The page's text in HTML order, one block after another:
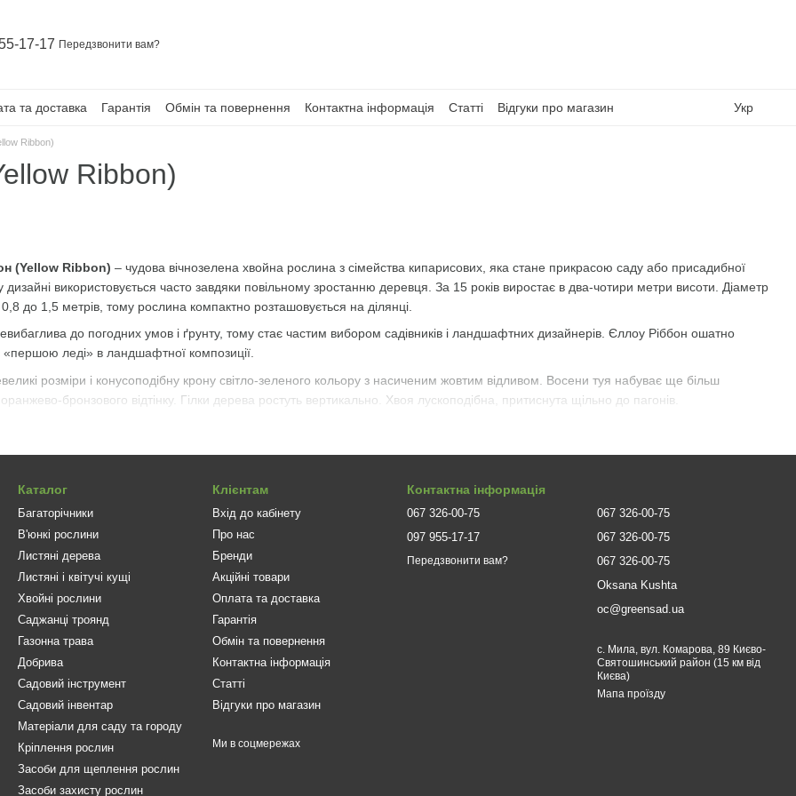
17-17 Передзвонити вам?
та доставка Гарантія Обмін та повернення Контактна інформація Статті Відгуки про магазин Укр
Ribbon)
Ribbon)
(Yellow Ribbon) – чудова вічнозелена хвойна рослина з сімейства кипарисових, яка стане прикрасою саду або присадибної
використовується часто завдяки повільному зростанню деревця. За 15 років виростає в два-чотири метри висоти. Діаметр
до 1,5 метрів, тому рослина компактно розташовується на ділянці.
до погодних умов і ґрунту, тому стає частим вибором садівників і ландшафтних дизайнерів. Єллоу Ріббон ошатно
«першою леді» в ландшафтної композиції.
розміри і конусоподібну крону світло-зеленого кольору з насиченим жовтим відливом. Восени туя набуває ще більш
бронзового відтінку. Гілки дерева ростуть вертикально. Хвоя лускоподібна, притиснута щільно до пагонів.
дренованих ґрунтах. Слід уникати щільних і сухих ґрунтів, а також вітряних ділянок і суховіїв. Рослину можна підстригати і
переносить спокійно. У молодому віці саджанець вимагає підживлення, зріле дерево спеціальної підкормки добривами не
рекомендується рясно поливати і зрошувати крону туї, щоб вона прокинулася. У посуху полив і зрошення – обов'язкові.
дизайні:
Єллоу Ріббон не займає багато місця в саду, при цьому добре виглядає як в змішаній листяно-хвойній
груповому насадженні, нерідко висаджується поодиноко.
золотисто-жовтого відтінку робить тую сорту Єллоу Ріббон яскравою представницею хвойних рослин. А завдяки невибагливості
Ribbon прагнуть купити і висадити на ділянці багато ландшафтних дизайнерів.
Ріббон можна в нашому інтернет-магазині. Наші садові центри розташовані в Києві та Львові, доставка рослин
Каталог
Багаторічники
В'юнкі рослини
Листяні дерева
Листяні і квітучі кущі
Хвойні рослини
Саджанці троянд
Газонна трава
Добрива
Садовий інструмент
Садовий інвентар
Матеріали для саду та городу
Кріплення рослин
Засоби для щеплення рослин
Засоби захисту рослин
Клієнтам
Вхід до кабінету
Про нас
Бренди
Акційні товари
Оплата та доставка
Гарантія
Обмін та повернення
Контактна інформація
Статті
Відгуки про магазин
Ми в соцмережах
Контактна інформація
067 326-00-75
097 955-17-17
Передзвонити вам?
067 326-00-75
067 326-00-75
067 326-00-75
Oksana Kushta
oc@greensad.ua
с. Мила, вул. Комарова, 89 Києво-
Святошинський район (15 км від
Києва)
Мапа проїзду